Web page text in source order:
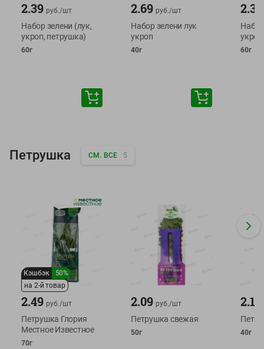
2.39 руб./шт
Набор зелени (лук,
укроп, петрушка)
60г
2.69 руб./шт
Набор зелени лук
укроп
40г
2.39
60г
Петрушка СМ. ВСЕ 5
Кэшбэк
50%
на 2-й товар
2.49 руб./шт
Петрушка Глория
Местное Известное
70г
2.09 руб./шт
Петрушка свежая
50г
2.19
40г